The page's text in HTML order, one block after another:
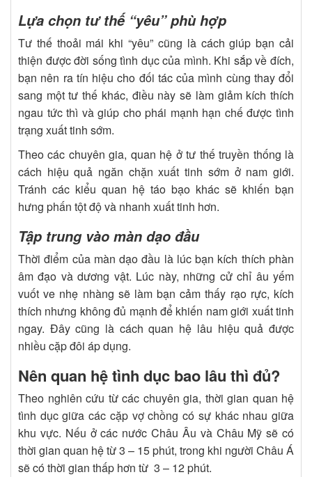
Lựa chọn tư thế “yêu” phù hợp
Tư thế thoải mái khi “yêu” cũng là cách giúp bạn cải
thiện được đời sống tình dục của mình. Khi sắp về đích,
bạn nên ra tín hiệu cho đối tác của mình cùng thay đổi
sang một tư thế khác, điều này sẽ làm giảm kích thích
ngau tức thì và giúp cho phái mạnh hạn chế được tình
trạng xuất tinh sớm.
Theo các chuyên gia, quan hệ ở tư thế truyền thống là
cách hiệu quả ngăn chặn xuất tinh sớm ở nam giới.
Tránh các kiểu quan hệ táo bạo khác sẽ khiến bạn
hưng phấn tột độ và nhanh xuất tinh hơn.
Tập trung vào màn dạo đầu
Thời điểm của màn dạo đầu là lúc bạn kích thích phàn
âm đạo và dương vật. Lúc này, những cử chỉ âu yếm
vuốt ve nhẹ nhàng sẽ làm bạn cảm thấy rạo rực, kích
thích nhưng không đủ mạnh để khiến nam giới xuất tinh
ngay. Đây cũng là cách quan hệ lâu hiệu quả được
nhiều cặp đôi áp dụng.
Nên quan hệ tình dục bao lâu thì đủ?
Theo nghiên cứu từ các chuyên gia, thời gian quan hệ
tình dục giữa các cặp vợ chồng có sự khác nhau giữa
khu vực. Nếu ở các nước Châu Âu và Châu Mỹ sẽ có
thời gian quan hệ từ 3 – 15 phút, trong khi người Châu Á
sẽ có thời gian thấp hơn từ 3 – 12 phút.